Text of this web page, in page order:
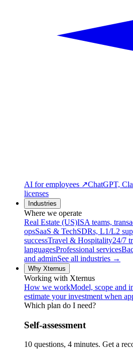
AI for employees ↗ChatGPT,
licenses
Industries
Where we operate
Real Estate (US)ISA teams,
opsSaaS & TechSDRs, L1/L2
successTravel & Hospitality24/7
languagesProfessional services
and adminSee all industries →
Why Xternus
Working with Xternus
How we workModel, scope and
estimate your investment when
Which plan do I need?
Self-assessment
10 questions, 4 minutes. Get a